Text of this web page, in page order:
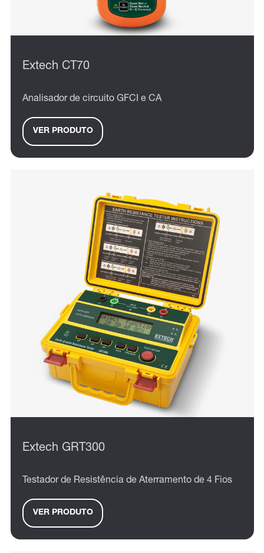
Extech CT70
Analisador de circuito GFCI e CA
VER PRODUTO
Extech GRT300
Testador de Resistência de Aterramento de 4 Fios
VER PRODUTO